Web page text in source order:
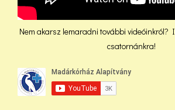
Nem akarsz lemaradni további videóinkról?
csatornánkra!